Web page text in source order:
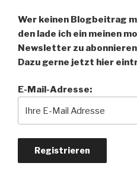
Wer keinen Blogbeitrag
den lade ich ein meinen
Newsletter zu
Dazu gerne jetzt hier
E-Mail-Adresse: